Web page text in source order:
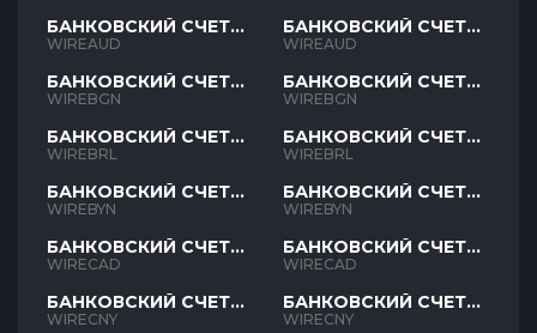
БАНКОВСКИЙ СЧЕТ
AUD
WIREAUD
БАНКОВСКИЙ СЧЕТ
BGN
WIREBGN
БАНКОВСКИЙ СЧЕТ
BRL
WIREBRL
БАНКОВСКИЙ СЧЕТ
BYN
WIREBYN
БАНКОВСКИЙ СЧЕТ
CAD
WIRECAD
БАНКОВСКИЙ СЧЕТ
CNY
WIRECNY
БАНКОВСКИЙ СЧЕТ
AUD
WIREAUD
БАНКОВСКИЙ СЧЕТ
BGN
WIREBGN
БАНКОВСКИЙ СЧЕТ
BRL
WIREBRL
БАНКОВСКИЙ СЧЕТ
BYN
WIREBYN
БАНКОВСКИЙ СЧЕТ
CAD
WIRECAD
БАНКОВСКИЙ СЧЕТ
CNY
WIRECNY